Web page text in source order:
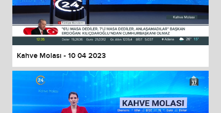
Kahve Molası - 10 04 2023